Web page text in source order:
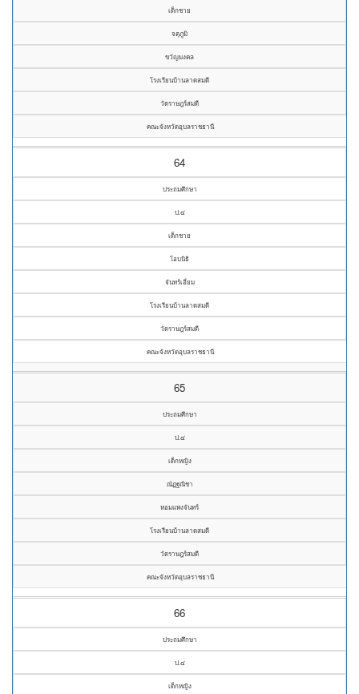
เด็กชาย
จตุภูมิ
ขวัญมงคล
โรงเรียนบ้านลาดสมดี
วัดราษฎร์สมดี
คณะจังหวัดอุบลราชธานี
64
ประถมศึกษา
ป.๔
เด็กชาย
โอบนิธิ
จันทร์เอี่ยม
โรงเรียนบ้านลาดสมดี
วัดราษฎร์สมดี
คณะจังหวัดอุบลราชธานี
65
ประถมศึกษา
ป.๔
เด็กหญิง
ณัฏฐณิชา
หอมแพงจันทร์
โรงเรียนบ้านลาดสมดี
วัดราษฎร์สมดี
คณะจังหวัดอุบลราชธานี
66
ประถมศึกษา
ป.๔
เด็กหญิง